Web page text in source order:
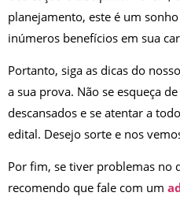
planejamento, este é um
inúmeros benefícios em sua
Portanto, siga as dicas do
a sua prova. Não se esqueça
descansados e se atentar a
edital. Desejo sorte e nos
Por fim, se tiver problemas no
recomendo que fale com um